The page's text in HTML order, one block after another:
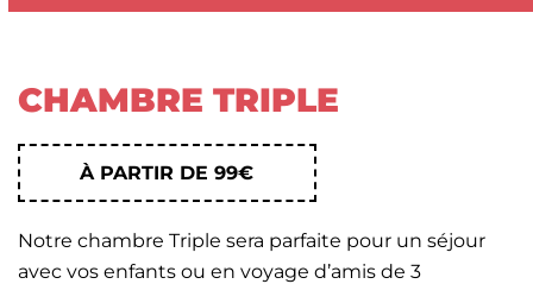
CHAMBRE TRIPLE
À PARTIR DE 99€
Notre chambre Triple sera parfaite pour un séjour
avec vos enfants ou en voyage d’amis de 3